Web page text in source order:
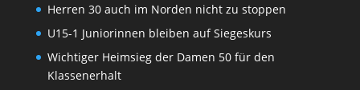
Herren 30 auch im Norden nicht zu stoppen
U15-1 Juniorinnen bleiben auf Siegeskurs
Wichtiger Heimsieg der Damen 50 für den
Klassenerhalt